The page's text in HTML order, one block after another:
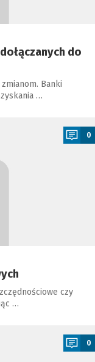
do
Banki
…
0
czy
…
0